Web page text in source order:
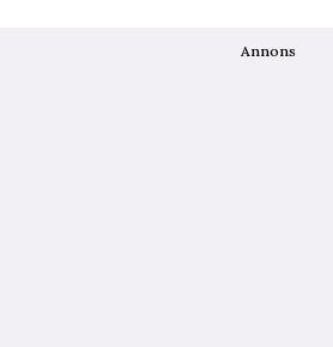
Annons